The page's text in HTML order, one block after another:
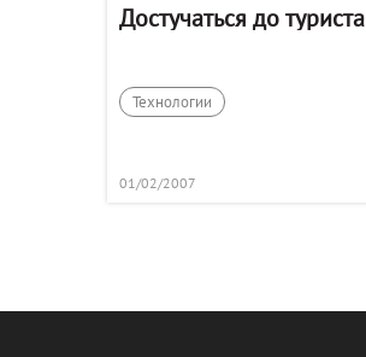
Достучаться до туриста
Технологии
01/02/2007